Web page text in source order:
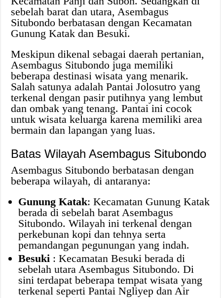
sebelah barat dan utara, Asembagus
Situbondo berbatasan dengan Kecamatan
Gunung Katak dan Besuki.
Meskipun dikenal sebagai daerah pertanian,
Asembagus Situbondo juga memiliki
beberapa destinasi wisata yang menarik.
Salah satunya adalah Pantai Jolosutro yang
terkenal dengan pasir putihnya yang lembut
dan ombak yang tenang. Pantai ini cocok
untuk wisata keluarga karena memiliki area
bermain dan lapangan yang luas.
Batas Wilayah Asembagus Situbondo
Asembagus Situbondo berbatasan dengan
beberapa wilayah, di antaranya:
Gunung Katak: Kecamatan Gunung Katak
berada di sebelah barat Asembagus
Situbondo. Wilayah ini terkenal dengan
perkebunan kopi dan tehnya serta
pemandangan pegunungan yang indah.
Besuki : Kecamatan Besuki berada di
sebelah utara Asembagus Situbondo. Di
sini terdapat beberapa tempat wisata yang
terkenal seperti Pantai Ngliyep dan Air